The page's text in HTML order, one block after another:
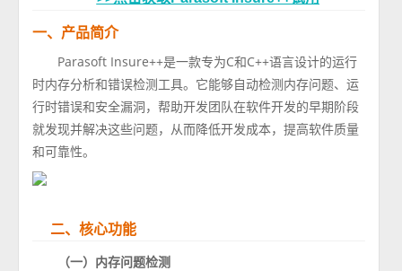
一、产品简介
Parasoft Insure++是一款专为C和C++语言设计的运行
时内存分析和错误检测工具。它能够自动检测内存问题、运
行时错误和安全漏洞，帮助开发团队在软件开发的早期阶段
就发现并解决这些问题，从而降低开发成本，提高软件质量
和可靠性。
二、核心功能
（一）内存问题检测